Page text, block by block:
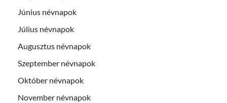
Június névnapok
Július névnapok
Augusztus névnapok
Szeptember névnapok
Október névnapok
November névnapok